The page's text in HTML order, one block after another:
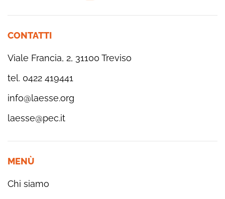
CONTATTI
Viale Francia, 2, 31100 Treviso
tel. 0422 419441
info@laesse.org
laesse@pec.it
MENÙ
Chi siamo